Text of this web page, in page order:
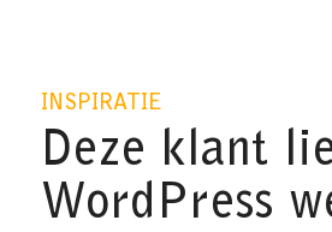
INSPIRATIE
Deze klant
WordPress